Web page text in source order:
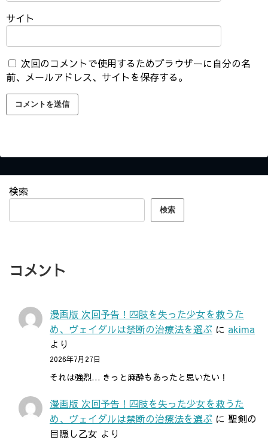
サイト
次回のコメントで使用するためブラウザーに自分の名
前、メールアドレス、サイトを保存する。
検索
検索
コメント
漫画版 次回予告！四肢を失った少女を救うた
め、ヴェイダルは禁断の治療法を選ぶ に akima
より
2026年7月27日
それは強烈… きっと麻酔もあったと思いたい！
漫画版 次回予告！四肢を失った少女を救うた
め、ヴェイダルは禁断の治療法を選ぶ に 聖剣の
目隠し乙女 より